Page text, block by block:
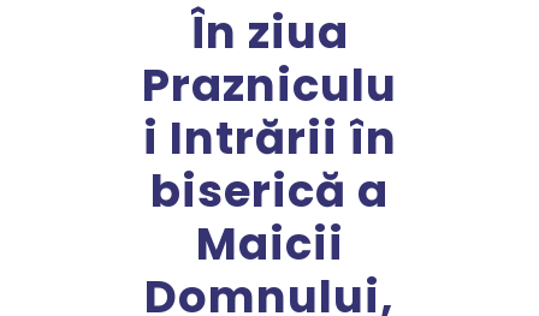
În ziua
Prazniculu
i Intrării în
biserică a
Maicii
Domnului,